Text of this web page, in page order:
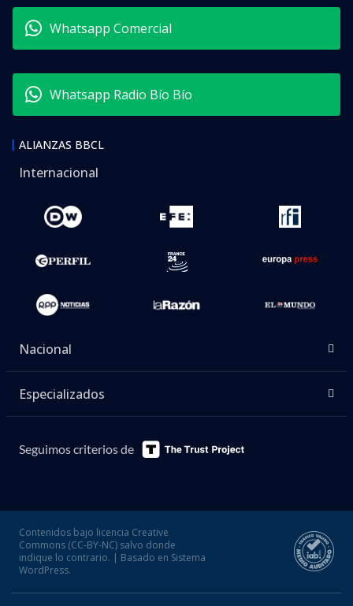
Whatsapp Comercial
Whatsapp Radio Bío Bío
ALIANZAS BBCL
Internacional
Nacional
Especializados
Seguimos criterios de
Contenidos bajo licencia Creative
Commons (CC-BY-NC) salvo donde
indique lo contrario. | Basado en Sistema
WordPress.